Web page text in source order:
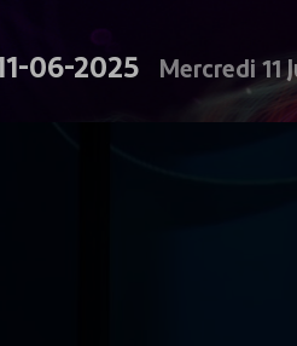
Mercredi 11
06-2025